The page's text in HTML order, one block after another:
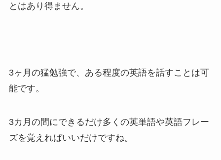
とはあり得ません。
3ヶ月の猛勉強で、ある程度の英語を話すことは可
能です。
3カ月の間にできるだけ多くの英単語や英語フレー
ズを覚えればいいだけですね。